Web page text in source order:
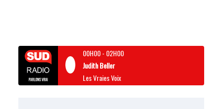
00H00- 02H00
Judith Beller
Les Vraies Voix